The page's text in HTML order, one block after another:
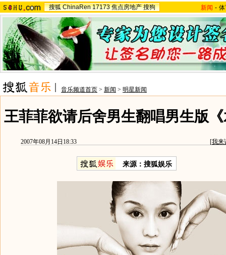
搜狐 ChinaRen 17173 焦点房地产 搜狗 新闻 -
音乐频道首页 > 新闻 > 明星新闻
王菲菲欲请后舍男生翻唱男生版
2007年08月14日18:33 [我来
来源：搜狐娱乐